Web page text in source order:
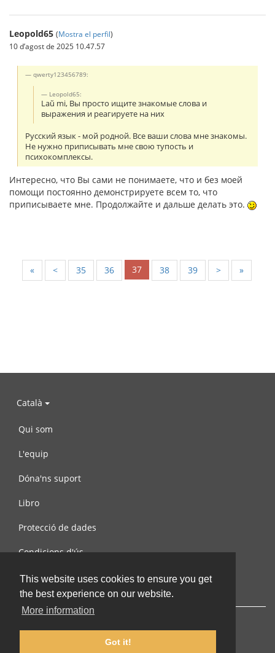
This website uses cookies to ensure you get
the best experience on our website.
More information
Got it!
Leopold65 (Mostra el perfil)
10 d’agost de 2025 10.47.57
qwerty123456789:
Leopold65:
Laŭ mi, Вы просто ищите знакомые слова и
выражения и реагируете на них
Русский язык - мой родной. Все ваши слова мне знакомы.
Не нужно приписывать мне свою тупость и
психокомплексы.
Интересно, что Вы сами не понимаете, что и без моей
помощи постоянно демонстрируете всем то, что
приписываете мне. Продолжайте и дальше делать это.
« < 35 36 37 38 39 > »
Català
Qui som
L'equip
Dóna'ns suport
Libro
Protecció de dades
Condicions d'ús
Contacta amb nosaltres